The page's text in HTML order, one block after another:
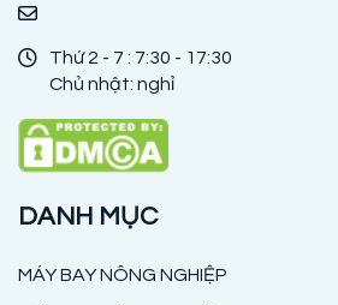
Thứ 2 - 7 : 7:30 - 17:30
Chủ nhật: nghỉ
DANH MỤC
MÁY BAY NÔNG NGHIỆP